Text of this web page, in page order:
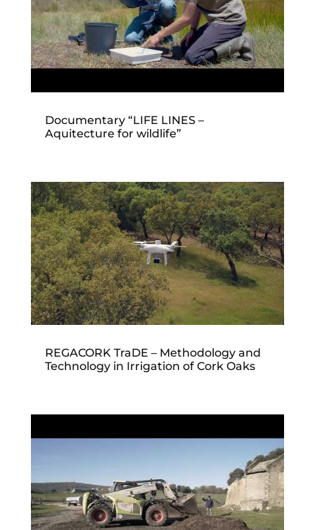
Documentary “LIFE LINES –
Aquitecture for wildlife”
REGACORK TraDE – Methodology and
Technology in Irrigation of Cork Oaks